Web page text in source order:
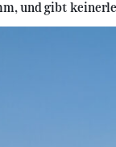
und gibt